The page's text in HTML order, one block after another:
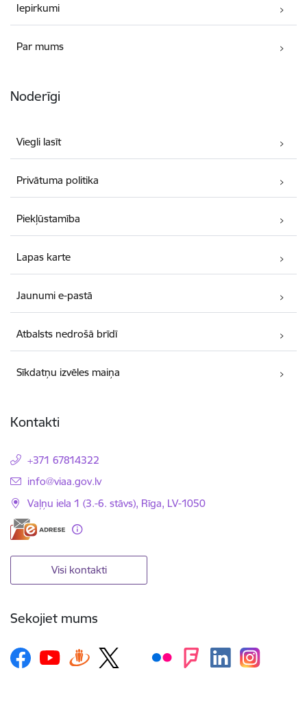
Iepirkumi
Par mums
Noderīgi
Viegli lasīt
Privātuma politika
Piekļūstamība
Lapas karte
Jaunumi e-pastā
Atbalsts nedrošā brīdī
Sīkdatņu izvēles maiņa
Kontakti
+371 67814322
E-pasts:
info@viaa.gov.lv
Vaļņu iela 1 (3.-6. stāvs), Rīga, LV-1050
Visi kontakti
Sekojiet mums